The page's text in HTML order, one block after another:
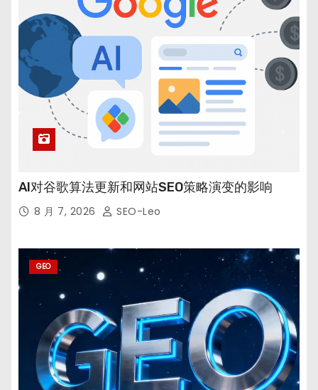
AI对谷歌算法更新和网站SEO策略演变的影响
8 月 7, 2026 SEO-Leo
GEO